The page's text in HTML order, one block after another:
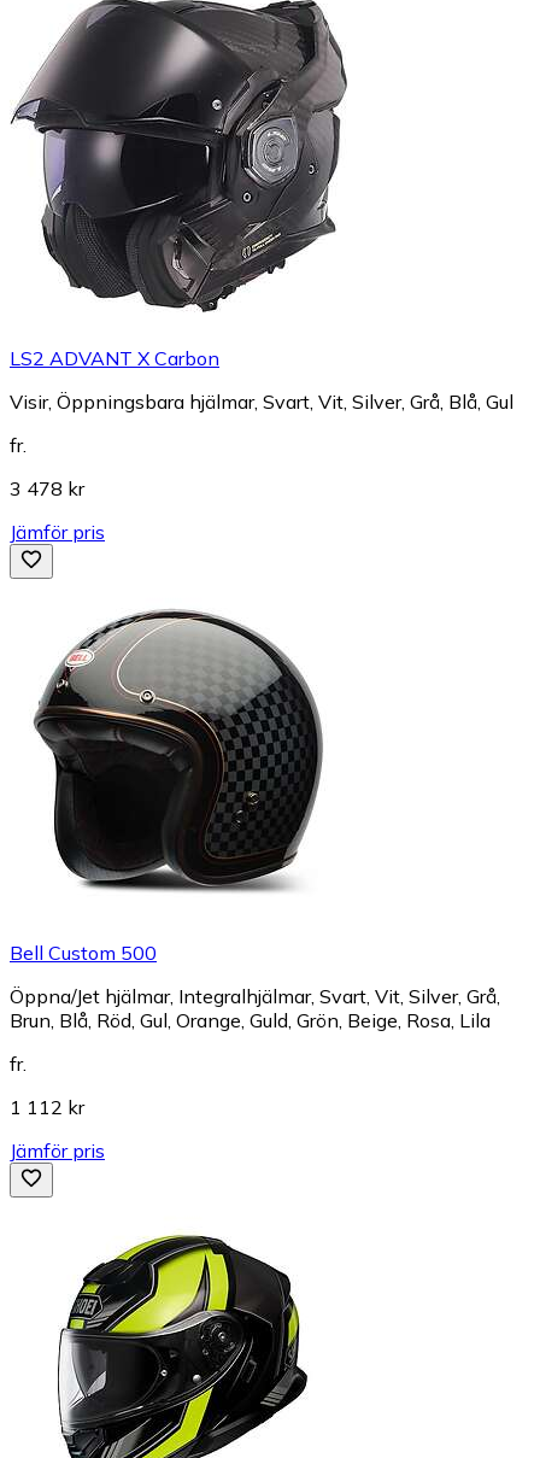
LS2 ADVANT X Carbon
Visir, Öppningsbara hjälmar, Svart, Vit, Silver, Grå, Blå, Gul
fr.
3 478 kr
Jämför pris
Bell Custom 500
Öppna/Jet hjälmar, Integralhjälmar, Svart, Vit, Silver, Grå,
Brun, Blå, Röd, Gul, Orange, Guld, Grön, Beige, Rosa, Lila
fr.
1 112 kr
Jämför pris